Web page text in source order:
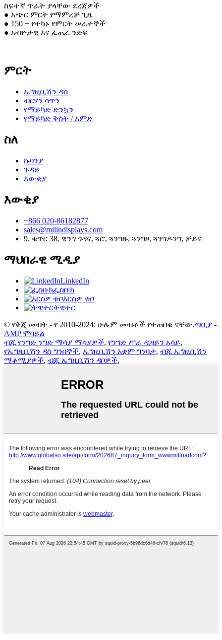
ከፍተኛ ጥራት ያላቸው ደረጃዎች
● አጭር ምርት የማምረቻ ጊዜ
● 150 + የተካኑ የምርት ሠራተኞች
● አብዮታዊ እና ፈጠራ ንድፍ
ምርት
ኤግዚቢሽን ዳስ
ብርሃን ሳጥን
የማይካድ ድንኳን
የማይካድ ቅስት / አምድ
ስለ
ኩባንያ
ጉዳይ
እውቂያ
እውቂያ
+866 020-86182877
sales@milindisplays.com
9, ቁጥር 38, ዌንግ ጎዳና, ጓሮ, ጓንግዙ, ጓንግዞ, ጓንግዶንግ, ቻይና
ማህበራዊ ሚዲያ
LinkedIn
ፌስቡክ
እርስዎ ቱቦ
ትዊተር
© የቅጂ መብት - የ 2010-2024: ሁሉም መብቶች የተጠበቁ ናቸው.ጣቢያ -
AMP ሞባይል
ብጁ የንግድ ንግድ ማሳያ ማሳያዎች, የንግድ ሥራ ዲዛይን አሳይ,
የኤግዚቢሽን ዳስ ግንበኞች, ኤግዚቢሽን አቋም ግንባታ, ብጁ ኤግዚቢሽን
ማቆሚያዎች, ብጁ ኤግዚቢሽን ዳቦዎች,